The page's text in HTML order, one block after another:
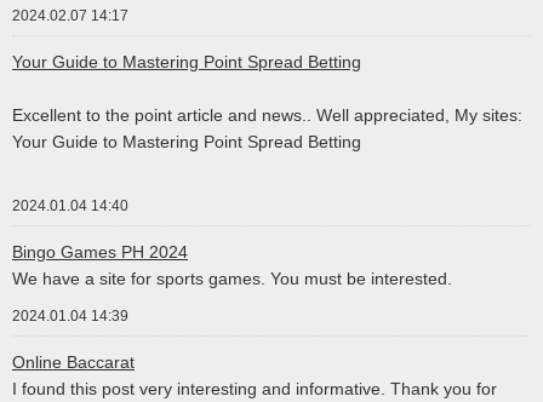
2024.02.07 14:17
Your Guide to Mastering Point Spread Betting
Excellent to the point article and news.. Well appreciated, My sites:
Your Guide to Mastering Point Spread Betting
2024.01.04 14:40
Bingo Games PH 2024
We have a site for sports games. You must be interested.
2024.01.04 14:39
Online Baccarat
I found this post very interesting and informative. Thank you for